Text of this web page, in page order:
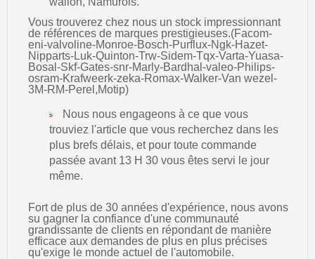
Vous trouverez chez nous un stock impressionnant
de références de marques prestigieuses.(Facom-
eni-valvoline-Monroe-Bosch-Purflux-Ngk-Hazet-
Nipparts-Luk-Quinton-Trw-Sidem-Tqx-Varta-Yuasa-
Bosal-Skf-Gates-snr-Marly-Bardhal-valeo-Philips-
osram-Krafweerk-zeka-Romax-Walker-Van wezel-
3M-RM-Perel,Motip)
Nous nous engageons à ce que vous
trouviez l'article que vous recherchez dans les
plus brefs délais, et pour toute commande
passée avant 13 H 30 vous êtes servi le jour
même.
Fort de plus de 30 années d'expérience, nous avons
su gagner la confiance d'une communauté
grandissante de clients en répondant de manière
efficace aux demandes de plus en plus précises
qu'exige le monde actuel de l'automobile.